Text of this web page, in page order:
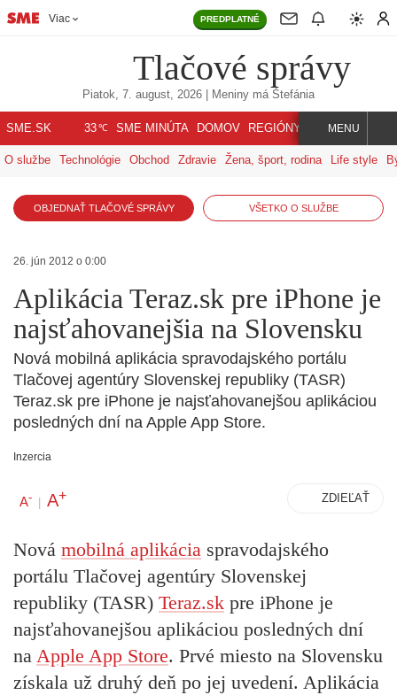
Viac PREDPLATNÉ
Tlačové správy
Piatok, 7. august, 2026 | Meniny má Štefánia
SME.SK 33℃ SME MINÚTA DOMOV REGIÓNY INDEX SVET
MENU
O službe Technológie Obchod Zdravie Žena, šport, rodina Life style
OBJEDNAŤ TLAČOVÉ SPRÁVY VŠETKO O SLUŽBE
26. jún 2012 o 0:00
Aplikácia Teraz.sk pre iPhone je
najsťahovanejšia na Slovensku
Nová mobilná aplikácia spravodajského portálu
Tlačovej agentúry Slovenskej republiky (TASR)
Teraz.sk pre iPhone je najsťahovanejšou aplikáciou
posledných dní na Apple App Store.
Inzercia
A- | A+ ZDIEĽAŤ
Nová mobilná aplikácia spravodajského
portálu Tlačovej agentúry Slovenskej
republiky (TASR) Teraz.sk pre iPhone je
najsťahovanejšou aplikáciou posledných dní
na Apple App Store. Prvé miesto na Slovensku
získala už druhý deň po jej uvedení. Aplikácia